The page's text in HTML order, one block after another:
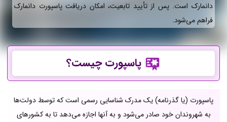
دانمارک است. پس از تأیید تابعیت، امکان دریافت پاسپورت دانمارک
فراهم می‌شود.
پاسپورت چیست؟
پاسپورت (یا گذرنامه) یک مدرک شناسایی رسمی است که توسط دولت‌ها
به شهروندان خود صادر می‌شود و به آنها اجازه می‌دهد تا به کشورهای